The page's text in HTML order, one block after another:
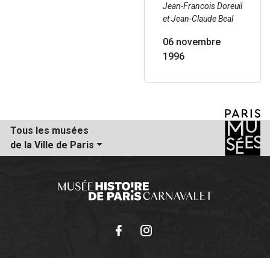
Jean-Francois Doreuil
et Jean-Claude Beal
06 novembre
1996
Tous les musées
de la Ville de Paris